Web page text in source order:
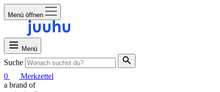
Menü öffnen
Menü
Suche
0
Merkzettel
a brand of